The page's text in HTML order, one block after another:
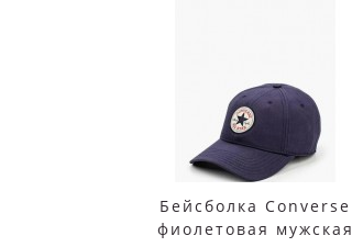
Бейсболка Converse
фиолетовая мужская